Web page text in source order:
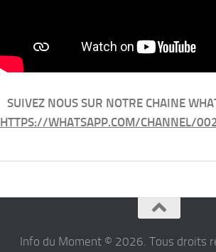
SUIVEZ NOUS SUR NOTRE CHAINE
HTTPS://WHATSAPP.COM/CHANNEL/
Info du Moment © 2026. Tous droits